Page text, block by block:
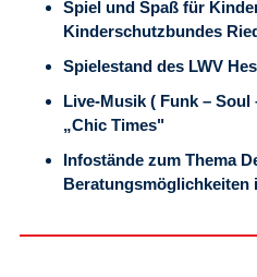
Spiel und Spaß für
Kinderschutzbundes Ried
Spielestand des LWV
Live-Musik ( Funk – Soul
„Chic Times"
Infostände zum Thema
Beratungsmöglichkeiten